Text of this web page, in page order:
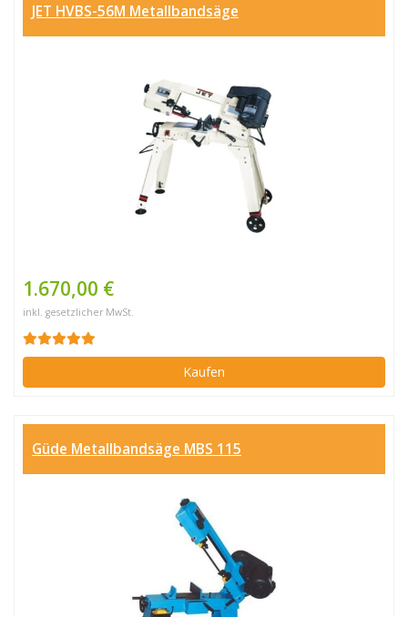
JET HVBS-56M Metallbandsäge
1.670,00 €
inkl. gesetzlicher MwSt.
Kaufen
Güde Metallbandsäge MBS 115